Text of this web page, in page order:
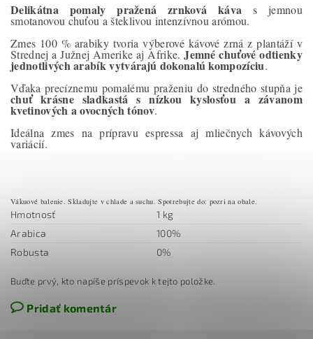
Delikátna pomaly pražená zrnková káva s jemnou
smotanovou chuťou a šteklivou intenzívnou arómou.
Zmes 100 % arabiky tvoria výberové kávové zrná z plantáží v
Strednej a Južnej Amerike aj Afrike.Jemné chuťové odtienky
jednotlivých arabík vytvárajú dokonalú kompozíciu.
Vďaka precíznemu pomalému praženiu do stredného stupňa je
chuť krásne sladkastá s nízkou kyslosťou a závanom
kvetinových a ovocných tónov.
Ideálna zmes na prípravu espressa aj mliečnych kávových
variácií.
Vákuové balenie. Skladujte v chlade a suchu. Spotrebujte do: pozri na obale.
Hmotnosť
1 kg
Arabica
100%
Robusta
0%
Buďte prvý, kto napíše príspevok k tejto položke.
Pridať komentár